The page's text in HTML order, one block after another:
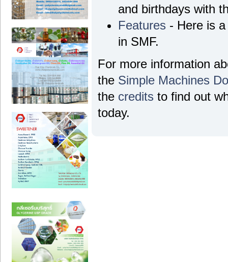
and birthdays with
Features - Here is
in SMF.
For more information
the Simple Machines
the credits to find out
today.